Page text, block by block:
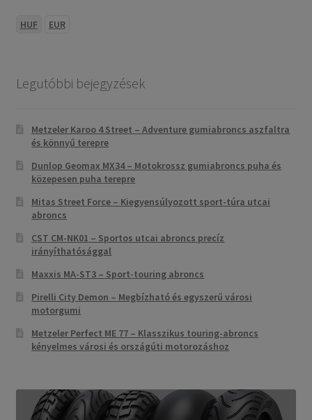
HUF EUR
Legutóbbi bejegyzések
Metzeler Karoo 4 Street – Adventure gumiabroncs aszfaltra
és könnyű terepre
Dunlop Geomax MX34 – Motokrossz gumiabroncs puha és
közepesen puha terepre
Mitas Street Force – Kiegyensúlyozott sport-túra utcai
abroncs
CST CM-NK01 – Sportos utcai abroncs precíz
irányíthatósággal
Maxxis MA-ST3 – Sport-touring abroncs
Pirelli City Demon – Megbízható és egyszerű városi
motorgumi
Metzeler Perfect ME 77 – Klasszikus touring-abroncs
kényelmes városi és országúti motorozáshoz